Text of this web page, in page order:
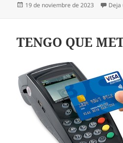
Publicado
19 de noviembre de 2023 Deja
TENGO QUE